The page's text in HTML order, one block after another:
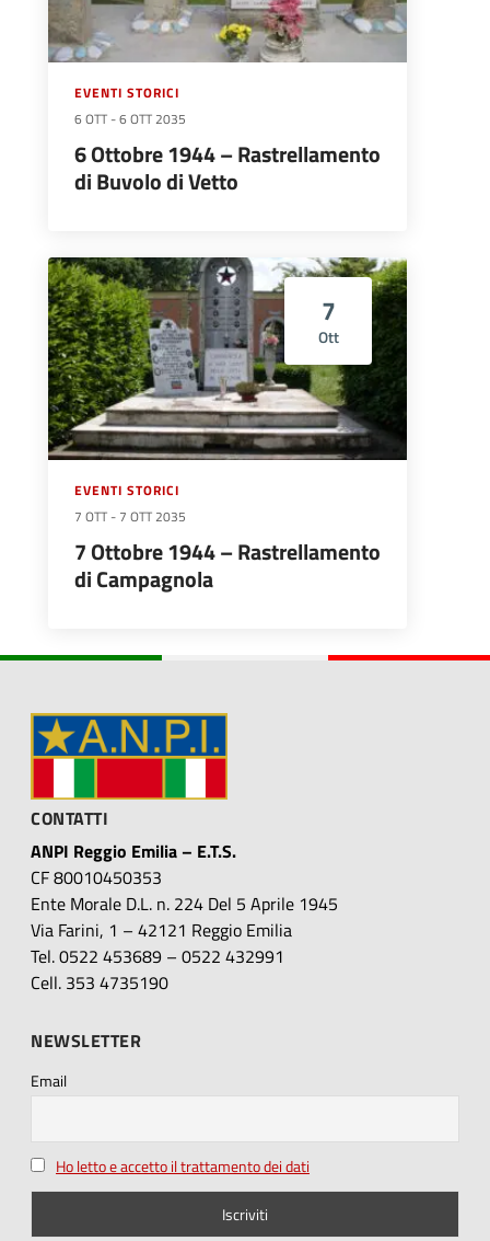
EVENTI STORICI
6 OTT -6 OTT 2035
6 Ottobre 1944 – Rastrellamento
di Buvolo di Vetto
7
Ott
EVENTI STORICI
7 OTT - 7 OTT 2035
7 Ottobre 1944 – Rastrellamento
di Campagnola
CONTATTI
ANPI Reggio Emilia – E.T.S.
CF 80010450353
Ente Morale D.L. n. 224 Del 5 Aprile 1945
Via Farini, 1 – 42121 Reggio Emilia
Tel. 0522 453689 – 0522 432991
Cell. 353 4735190
NEWSLETTER
Email
Ho letto e accetto il trattamento dei dati